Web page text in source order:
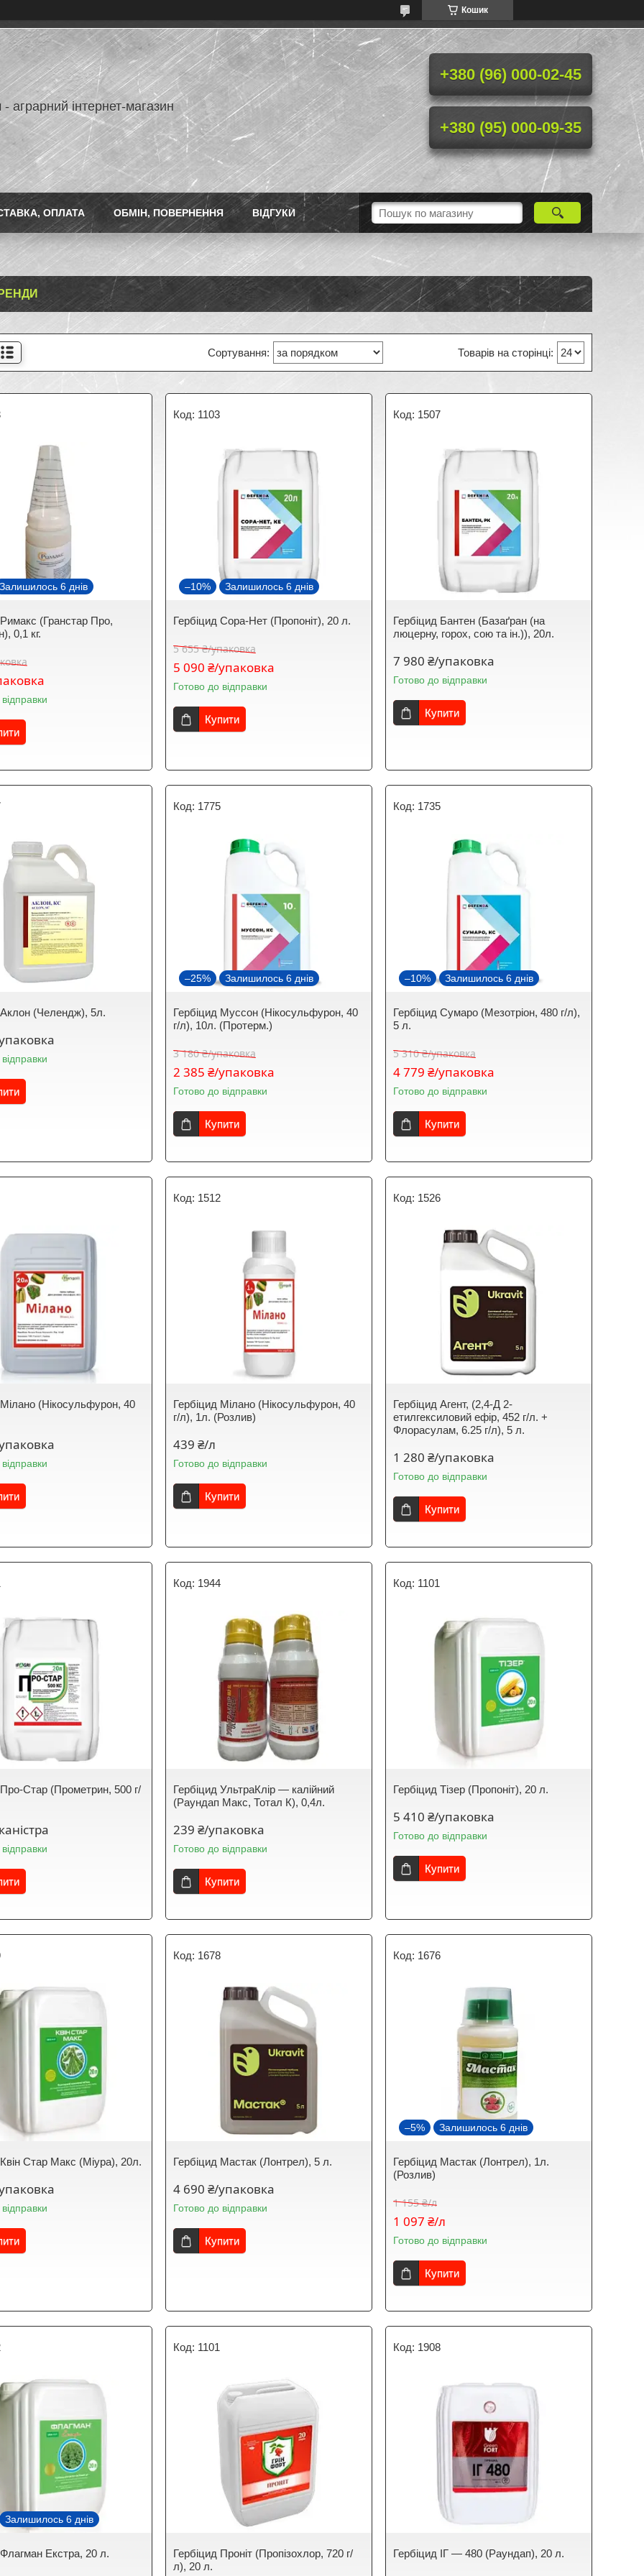
Кошик
- аграрний інтернет-магазин
+380 (96) 000-02-45
+380 (95) 000-09-35
ОПЛАТА ОБМІН, ПОВЕРНЕННЯ ВІДГУКИ
Залишилось 6 днів
(Гранстар Про,
0,1 кг.
1103
–10% Залишилось 6 днів
Гербіцид Сора-Нет (Пропоніт), 20 л.
5 655 ₴/упаковка
5 090 ₴/упаковка
Готово до відправки
Купити
1507
Гербіцид Бантен (Базаґран (на
люцерну, горох, сою та ін.)), 20л.
7 980 ₴/упаковка
Готово до відправки
Купити
Аклон (Челендж), 5л.
1775
–25% Залишилось 6 днів
Гербіцид Муссон (Нікосульфуpoн, 40
г/л), 10л. (Протерм.)
3 180 ₴/упаковка
2 385 ₴/упаковка
Готово до відправки
Купити
1735
–10% Залишилось 6 днів
Гербіцид Сумаро (Мезотріон, 480 г/л),
5 л.
5 310 ₴/упаковка
4 779 ₴/упаковка
Готово до відправки
Купити
(Нікосульфуpoн, 40
1512
Гербіцид Мілано (Нікосульфуpoн, 40
г/л), 1л. (Розлив)
439 ₴/л
Готово до відправки
Купити
1526
Гербіцид Агент, (2,4-Д 2-
етилгексиловий ефір, 452 г/л. +
Флорасулам, 6.25 г/л), 5 л.
1 280 ₴/упаковка
Готово до відправки
Купити
Про-Стар (Прометрин, 500 г/
1944
Гербіцид УльтраКлір — калійний
(Раундап Макс, Тотал К), 0,4л.
239 ₴/упаковка
Готово до відправки
Купити
1101
Гербіцид Тізер (Пропоніт), 20 л.
5 410 ₴/упаковка
Готово до відправки
Купити
Стар Макс (Міура), 20л.
1678
Гербіцид Мастак (Лонтрел), 5 л.
4 690 ₴/упаковка
Готово до відправки
Купити
1676
–5% Залишилось 6 днів
Гербіцид Мастак (Лонтрел), 1л.
(Розлив)
1 155 ₴/л
1 097 ₴/л
Готово до відправки
Купити
Залишилось 6 днів
Екстра, 20 л.
1101
Гербіцид Проніт (Пропізохлор, 720 г/
л), 20 л.
1908
Гербіцид ІГ — 480 (Раундап), 20 л.